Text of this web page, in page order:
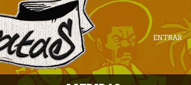
ENTRAR